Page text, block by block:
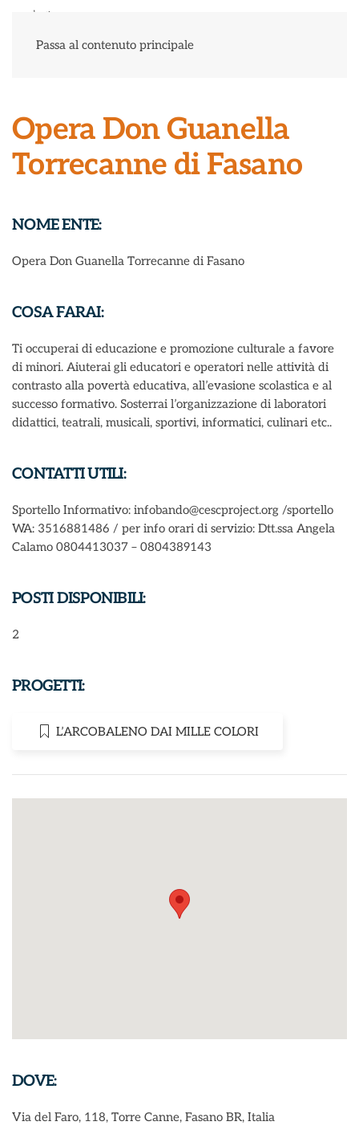
Passa al contenuto principale
Opera Don Guanella
Torrecanne di Fasano
NOME ENTE:
Opera Don Guanella Torrecanne di Fasano
COSA FARAI:
Ti occuperai di educazione e promozione culturale a favore
di minori. Aiuterai gli educatori e operatori nelle attività di
contrasto alla povertà educativa, all’evasione scolastica e al
successo formativo. Sosterrai l’organizzazione di laboratori
didattici, teatrali, musicali, sportivi, informatici, culinari etc..
CONTATTI UTILI:
Sportello Informativo: infobando@cescproject.org /sportello
WA: 3516881486 / per info orari di servizio: Dtt.ssa Angela
Calamo 0804413037 – 0804389143
POSTI DISPONIBILI:
2
PROGETTI:
L’ARCOBALENO DAI MILLE COLORI
DOVE:
Via del Faro, 118, Torre Canne, Fasano BR, Italia